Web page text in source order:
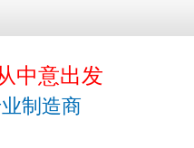
中意出发
制造商